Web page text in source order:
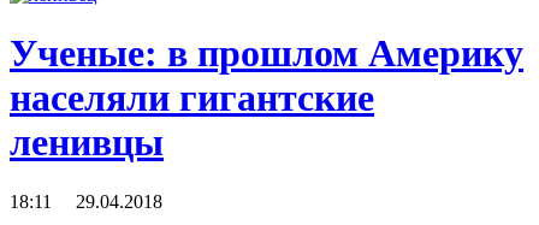
Ученые: в прошлом Америку
населяли гигантские
ленивцы
18:11 29.04.2018